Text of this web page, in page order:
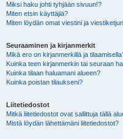
Miksi haku johti tyhjään sivuun!?
Miten etsin käyttäjiä?
Miten löydän omat viestini ja
Seuraaminen ja kirjanmerkit
Mikä ero on kirjanmerkillä ja
Kuinka teen kirjanmerkin tai seuraan
Kuinka tilaan haluamani alueen?
Kuinka poistan tilaukseni?
Liitetiedostot
Mitkä liitetiedostot ovat sallittuja tällä
Mistä löydän lähettämäni liitetiedostot?